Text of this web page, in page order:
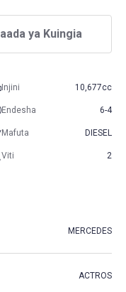
ya Kuingia
Injini 10,677cc
Endesha 6-4
Mafuta DIESEL
Viti 2
MERCEDES
ACTROS